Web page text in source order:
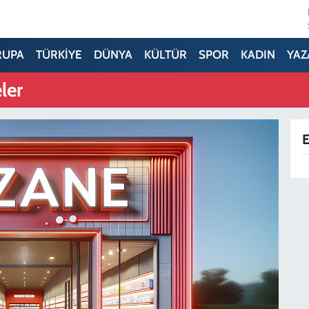
TÜRKİYE DÜNYA KÜLTÜR SPOR KADIN